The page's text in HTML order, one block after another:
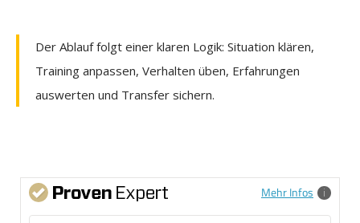
Der Ablauf folgt einer klaren Logik: Situation klären,
Training anpassen, Verhalten üben, Erfahrungen
auswerten und Transfer sichern.
Mehr Infos